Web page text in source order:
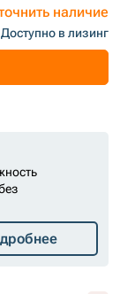
наличие
Доступно в лизинг